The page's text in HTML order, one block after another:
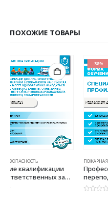
ПОХОЖИЕ ТОВАРЫ
-38%
ПОЖАРНАЯ БЕЗОПАСНОСТЬ
Профессиональная
переподготовка: Специалист
по пожарной профилактике